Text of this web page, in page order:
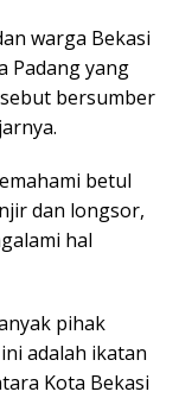
warga Bekasi
Padang yang
bersumber
betul
dan longsor,
hal
pihak
adalah ikatan
Kota Bekasi